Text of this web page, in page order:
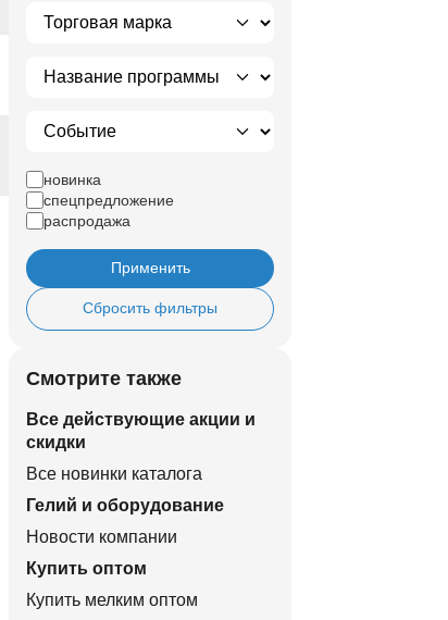
новинка
спецпредложение
распродажа
Применить
Сбросить фильтры
Смотрите также
Все действующие акции и
скидки
Все новинки каталога
Гелий и оборудование
Новости компании
Купить оптом
Купить мелким оптом